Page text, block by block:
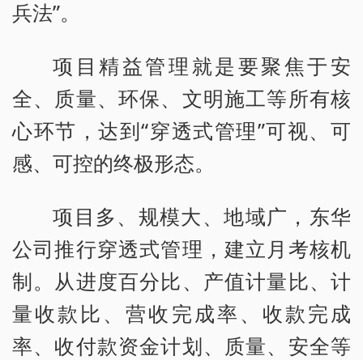
兵法”。
项目精益管理就是要聚焦于安
全、质量、环保、文明施工等所有核
心环节，达到“穿透式管理”可视、可
感、可控的终极形态。
项目多、规模大、地域广，东华
公司推行穿透式管理，建立月考核机
制。从进度百分比、产值计量比、计
量收款比、营收完成率、收款完成
率、收付款资金计划、质量、安全等